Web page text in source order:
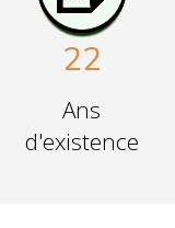
22
Ans
d'existence